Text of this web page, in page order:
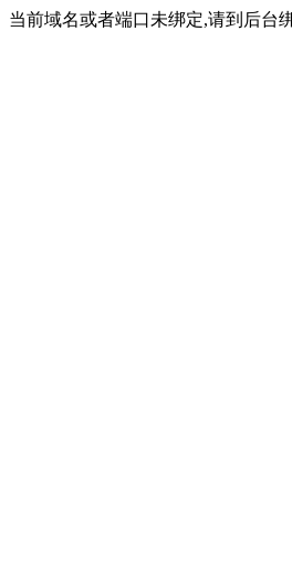
当前域名或者端口未绑定,请到后台